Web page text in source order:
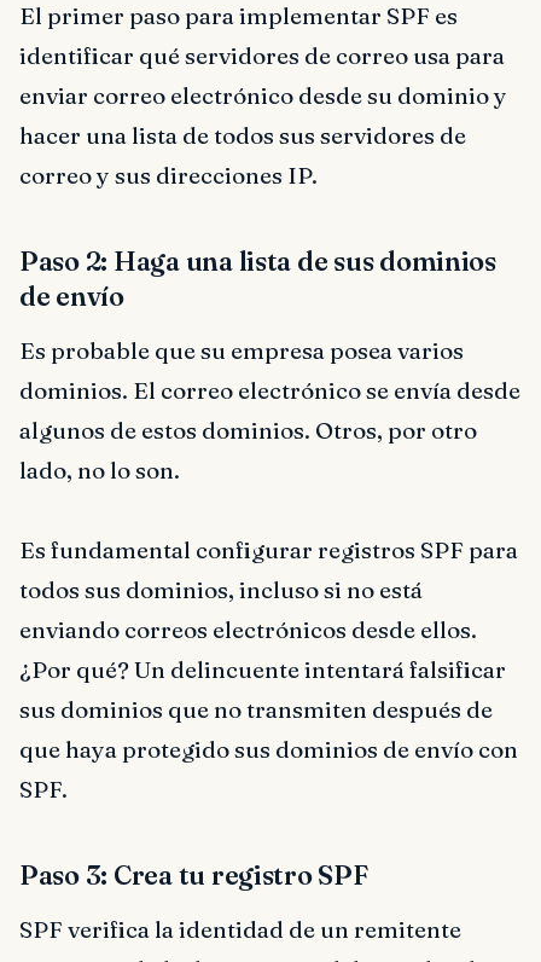
El primer paso para implementar SPF es
identificar qué servidores de correo usa para
enviar correo electrónico desde su dominio y
hacer una lista de todos sus servidores de
correo y sus direcciones IP.
Paso 2: Haga una lista de sus dominios
de envío
Es probable que su empresa posea varios
dominios. El correo electrónico se envía desde
algunos de estos dominios. Otros, por otro
lado, no lo son.
Es fundamental configurar registros SPF para
todos sus dominios, incluso si no está
enviando correos electrónicos desde ellos.
¿Por qué? Un delincuente intentará falsificar
sus dominios que no transmiten después de
que haya protegido sus dominios de envío con
SPF.
Paso 3: Crea tu registro SPF
SPF verifica la identidad de un remitente